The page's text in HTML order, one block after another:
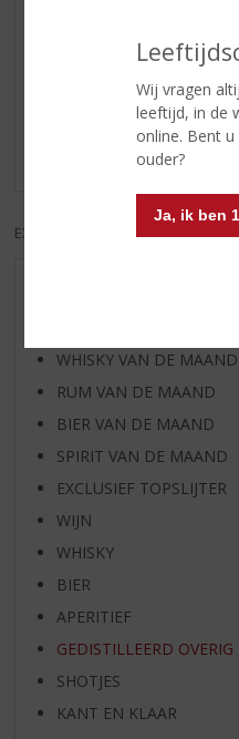
Wij vragen
leeftijd, in de
online. Bent
ouder?
Ja, ik ben
Reviews
Schrijf een review
Er zijn nog geen reviews
EXCL. BTW INCL. BTW
WHISKY VAN DE MAAND
RUM VAN DE MAAND
BIER VAN DE MAAND
SPIRIT VAN DE MAAND
EXCLUSIEF TOPSLIJTER
WIJN
WHISKY
BIER
APERITIEF
GEDISTILLEERD OVERIG
SHOTJES
KANT EN KLAAR